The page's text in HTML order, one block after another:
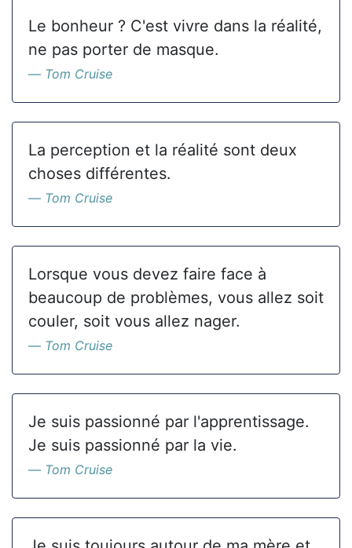
Le bonheur ? C'est vivre dans la réalité,
ne pas porter de masque.
Tom Cruise
La perception et la réalité sont deux
choses différentes.
Tom Cruise
Lorsque vous devez faire face à
beaucoup de problèmes, vous allez soit
couler, soit vous allez nager.
Tom Cruise
Je suis passionné par l'apprentissage.
Je suis passionné par la vie.
Tom Cruise